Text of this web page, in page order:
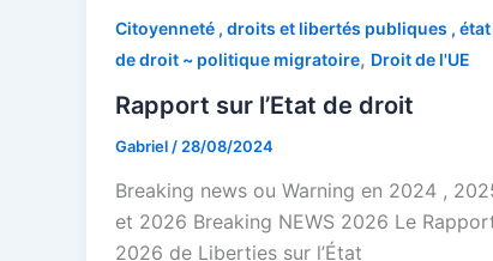
Citoyenneté , droits et libertés publiques , état
de droit ~ politique migratoire, Droit de l'UE
Rapport sur l’Etat de droit
Gabriel / 28/08/2024
Breaking news ou Warning en 2024 ,
et 2026 Breaking NEWS 2026 Le
2026 de Liberties sur l’État